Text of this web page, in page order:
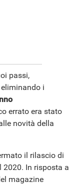
passi,
i
errato era stato
novità della
il rilascio di
2020. In risposta a
magazine